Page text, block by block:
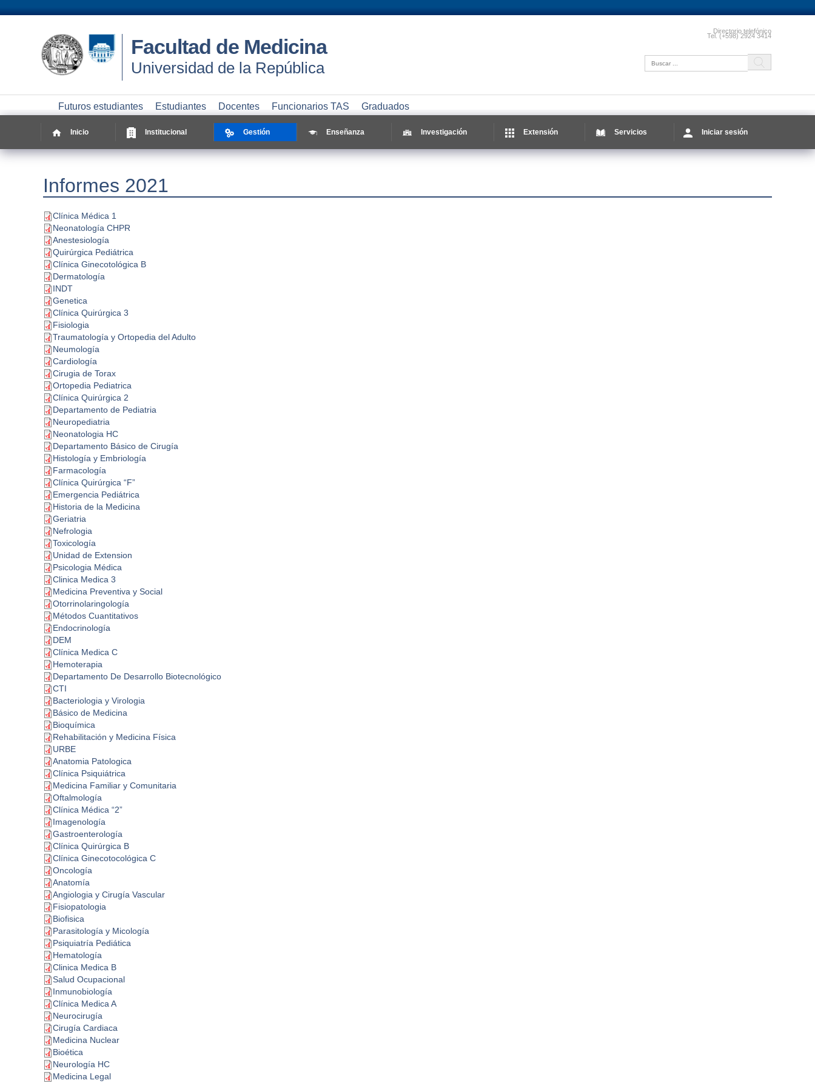
Directorio telefónico
Tel. (+598) 2924 3414
Facultad de Medicina
Universidad de la República
Futuros estudiantes Estudiantes Docentes Funcionarios TAS Graduados
Inicio Institucional Gestión Enseñanza Investigación Extensión Servicios Iniciar sesión
Informes 2021
Clínica Médica 1
Neonatología CHPR
Anestesiología
Quirúrgica Pediátrica
Clínica Ginecotológica B
Dermatología
INDT
Genetica
Clínica Quirúrgica 3
Fisiologia
Traumatología y Ortopedia del Adulto
Neumología
Cardiología
Cirugia de Torax
Ortopedia Pediatrica
Clínica Quirúrgica 2
Departamento de Pediatria
Neuropediatria
Neonatologia HC
Departamento Básico de Cirugía
Histología y Embriología
Farmacología
Clínica Quirúrgica “F”
Emergencia Pediátrica
Historia de la Medicina
Geriatria
Nefrologia
Toxicología
Unidad de Extension
Psicologia Médica
Clinica Medica 3
Medicina Preventiva y Social
Otorrinolaringología
Métodos Cuantitativos
Endocrinología
DEM
Clínica Medica C
Hemoterapia
Departamento De Desarrollo Biotecnológico
CTI
Bacteriologia y Virologia
Básico de Medicina
Bioquímica
Rehabilitación y Medicina Física
URBE
Anatomia Patologica
Clínica Psiquiátrica
Medicina Familiar y Comunitaria
Oftalmología
Clínica Médica “2”
Imagenología
Gastroenterología
Clínica Quirúrgica B
Clínica Ginecotocológica C
Oncología
Anatomía
Angiologia y Cirugía Vascular
Fisiopatologia
Biofisica
Parasitología y Micología
Psiquiatría Pediática
Hematología
Clinica Medica B
Salud Ocupacional
Inmunobiología
Clínica Medica A
Neurocirugía
Cirugía Cardiaca
Medicina Nuclear
Bioética
Neurología HC
Medicina Legal